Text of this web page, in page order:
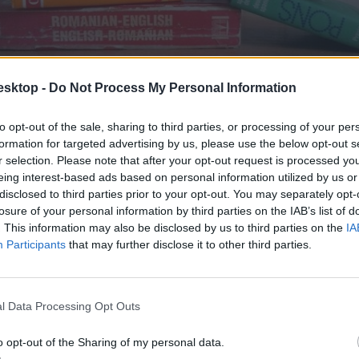
- Do Not Process My Personal Information
opt-out of the sale, sharing to third parties, or processing of your
for targeted advertising by us, please use the below opt-out
selection. Please note that after your opt-out request is processed
interest-based ads based on personal information utilized by us
to third parties prior to your opt-out. You may separately
of your personal information by third parties on the IAB’s list of
This information may also be disclosed by us to third parties on the
Participants that may further disclose it to other third parties.
Data Processing Opt Outs
opt-out of the Sharing of my personal data.
Kövess minket a Facebookon is, és nem fogsz lemaradni a